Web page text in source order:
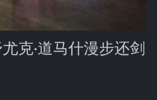
克·道马什漫步还剑